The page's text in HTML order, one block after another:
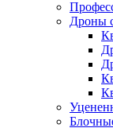
Дроны